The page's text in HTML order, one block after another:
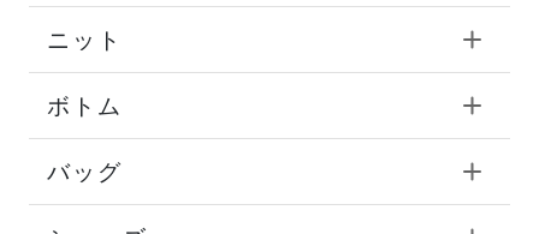
ニット
ボトム
バッグ